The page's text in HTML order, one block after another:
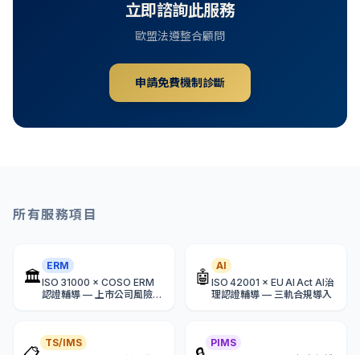
立即諮詢此服務
歐盟法遵整合顧問
申請免費機制診斷
所有服務項目
🏛
ERM
ISO 31000 × COSO ERM
認證輔導 — 上市公司風險治
🤖
AI
ISO 42001 × EU AI Act AI治
理認證輔導 — 三軌合規導入
TS/IMS
PIMS